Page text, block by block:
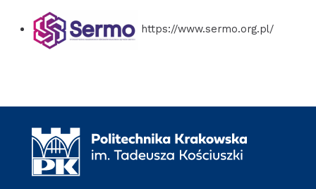
https://www.sermo.org.pl/